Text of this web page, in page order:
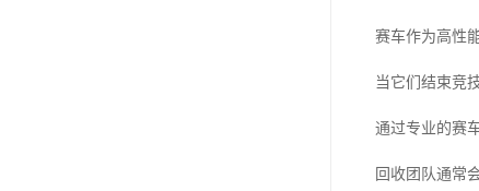
赛车作为高性
当它们结束竞
通过专业的赛
回收团队通常